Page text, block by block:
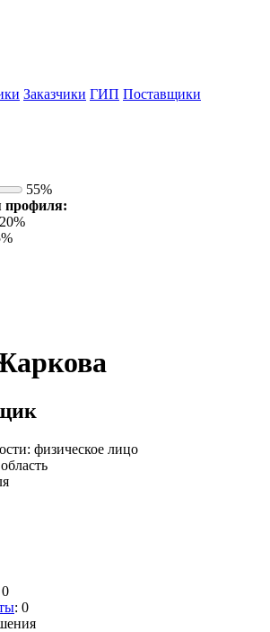
Заказчики ГИП Поставщики
55%
профиля:
физическое лицо
: 0